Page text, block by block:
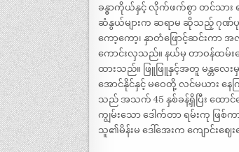
ခန္ဓာကိုယ်နှင့် လိုက်ဖက်စွာ တင်သား ရ
ဆံနွယ်များက ဆရာမ ဆိုသည့် ဂုဏ်ပုဒ်
ကော့ကော့၊ နှာတံဖြောင့်ဆင်းကာ
ကောင်းလှသည်။ နယ်မှ တာဝန်ထမ်းဆ
ထားသည်။ ဖြူဖြူနှင့်အတူ မန္တလေး
အောင်နိုင်နှင့် မဝေတို့ လင်မယား နေ
သည် အသက် 45 နှစ်ခန့်ရှိပြီး ထောင်
ကျွမ်းသော ဒေါက်တာ ရမ်းကု ဖြစ်
သူ၏မိန်းမ ဒေါ်အေးက ကျောင်းဈ